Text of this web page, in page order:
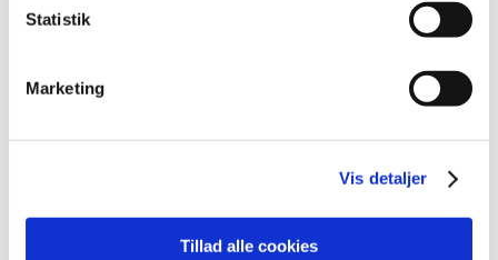
Statistik
Marketing
Vis detaljer
Tillad alle cookies
2019 (159)
2017 (167)
2015 (33)